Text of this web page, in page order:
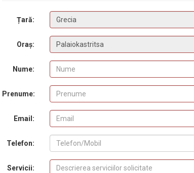
Țară:
Oraș:
Nume:
Prenume:
Email:
Telefon:
Servicii: